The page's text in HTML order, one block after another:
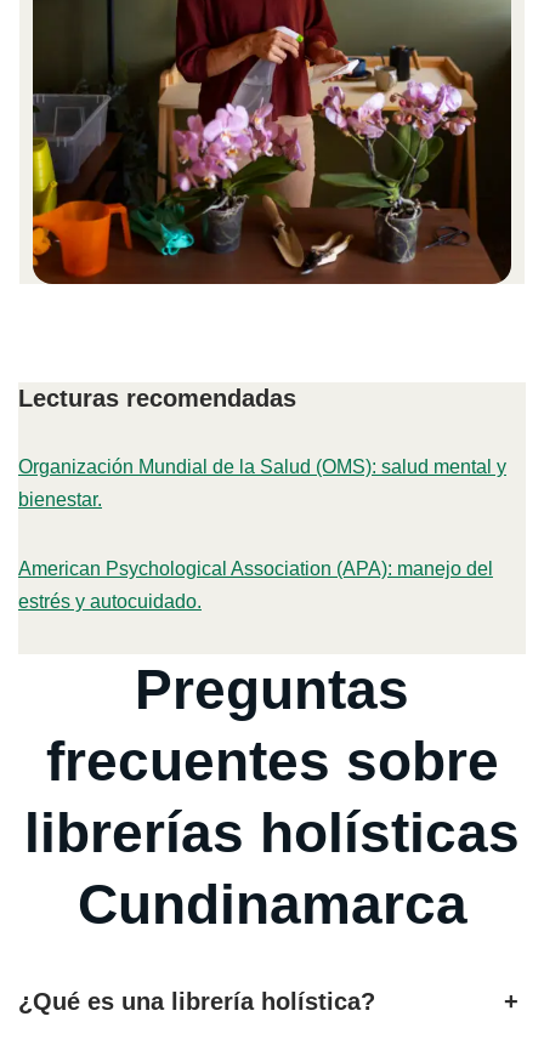
Lecturas recomendadas
Organización Mundial de la Salud (OMS): salud mental y
bienestar.
American Psychological Association (APA): manejo del
estrés y autocuidado.
Preguntas
frecuentes sobre
librerías holísticas
Cundinamarca
¿Qué es una librería holística? +